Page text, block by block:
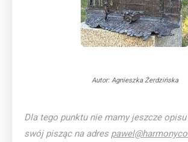
Autor: Agnieszka Żerdzińska
Dla tego punktu nie mamy jeszcze
swój pisząc na adres